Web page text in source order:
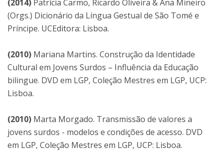
(2014) Patrícia Carmo, Ricardo Oliveira & Ana Mineiro
(Orgs.) Dicionário da Língua Gestual de São Tomé e
Príncipe. UCEditora: Lisboa.
(2010) Mariana Martins. Construção da Identidade
Cultural em Jovens Surdos – Influência da Educação
bilingue. DVD em LGP, Coleção Mestres em LGP, UCP:
Lisboa.
(2010) Marta Morgado. Transmissão de valores a
jovens surdos - modelos e condições de acesso. DVD
em LGP, Coleção Mestres em LGP, UCP: Lisboa.